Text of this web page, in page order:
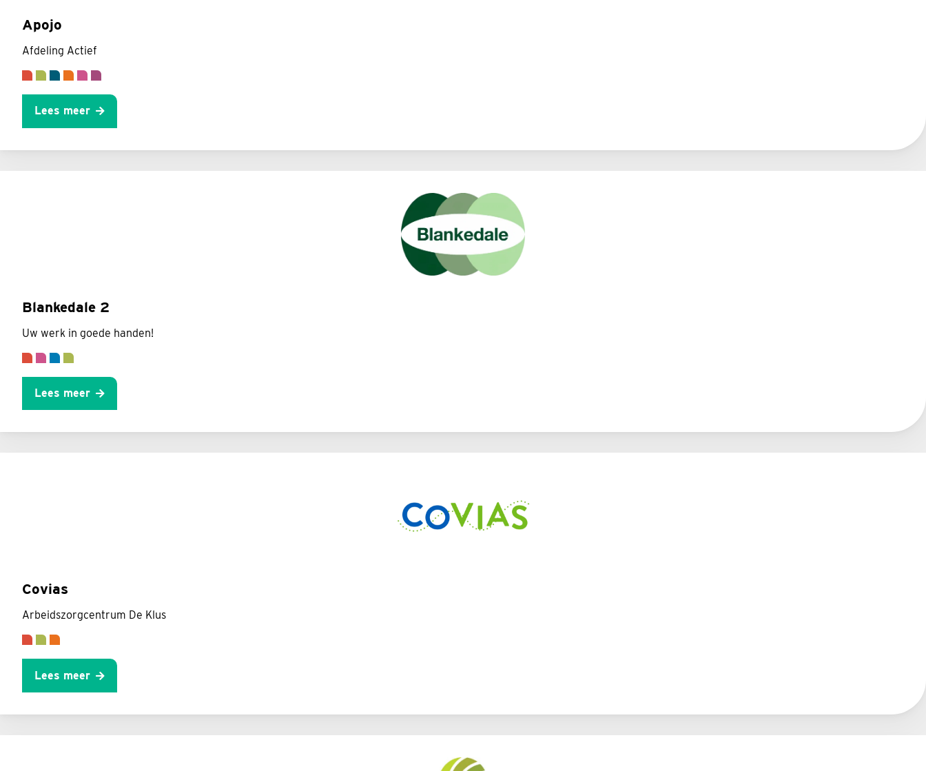
Apojo
Afdeling Actief
Lees meer
Blankedale 2
Uw werk in goede handen!
Lees meer
Covias
Arbeidszorgcentrum De Klus
Lees meer